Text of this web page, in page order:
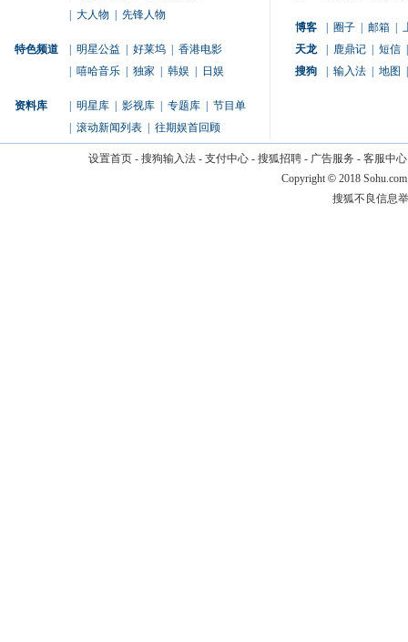
大人物 先锋人物
特色频道 明星公益 好莱坞
香港电影
嘻哈音乐 独家 韩娱 日娱
资料库 明星库 影视库 专题库
节目单
滚动新闻列表 往期娱首回顾
博客 圈子 邮箱
天龙
鹿鼎记 短信
搜狗
输入法 地图
设置首页- 搜狗输入法- 支付中心- 搜狐招聘- 广告服务 - 客服中心
Copyright © 2018
搜狐不良信息